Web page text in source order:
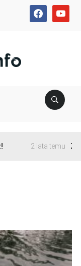
facebookyoutube
2 lata temu